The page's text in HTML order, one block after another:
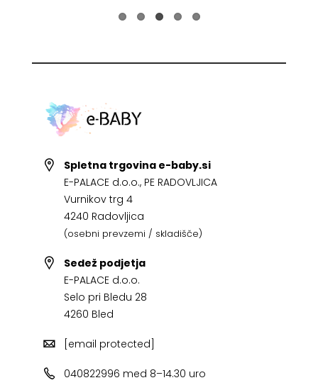
Spletna trgovina e-baby.si
E-PALACE d.o.o., PE RADOVLJICA
Vurnikov trg 4
4240 Radovljica
(osebni prevzemi / skladišče)
Sedež podjetja
E-PALACE d.o.o.
Selo pri Bledu 28
4260 Bled
[email protected]
040822996 med 8–14.30 uro